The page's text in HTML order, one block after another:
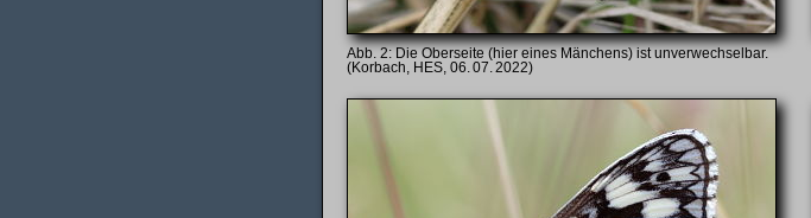
Die Oberseite (hier eines Mänchens) ist unverwechselbar.
(Korbach, HES, 06. 07. 2022)